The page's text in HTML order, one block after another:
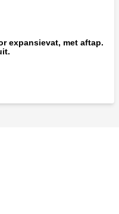
expansievat, met aftap.